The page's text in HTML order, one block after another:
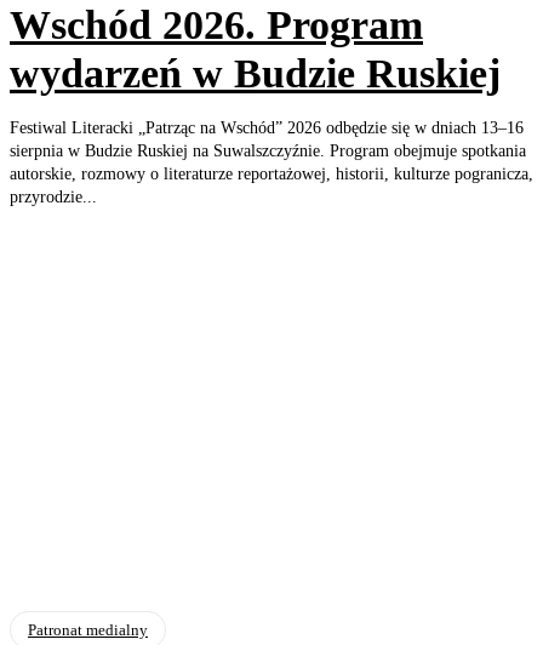
Wschód 2026. Program
wydarzeń w Budzie Ruskiej
Festiwal Literacki „Patrząc na Wschód” 2026 odbędzie się w dniach 13–16
sierpnia w Budzie Ruskiej na Suwalszczyźnie. Program obejmuje spotkania
autorskie, rozmowy o literaturze reportażowej, historii, kulturze pogranicza,
przyrodzie...
Patronat medialny